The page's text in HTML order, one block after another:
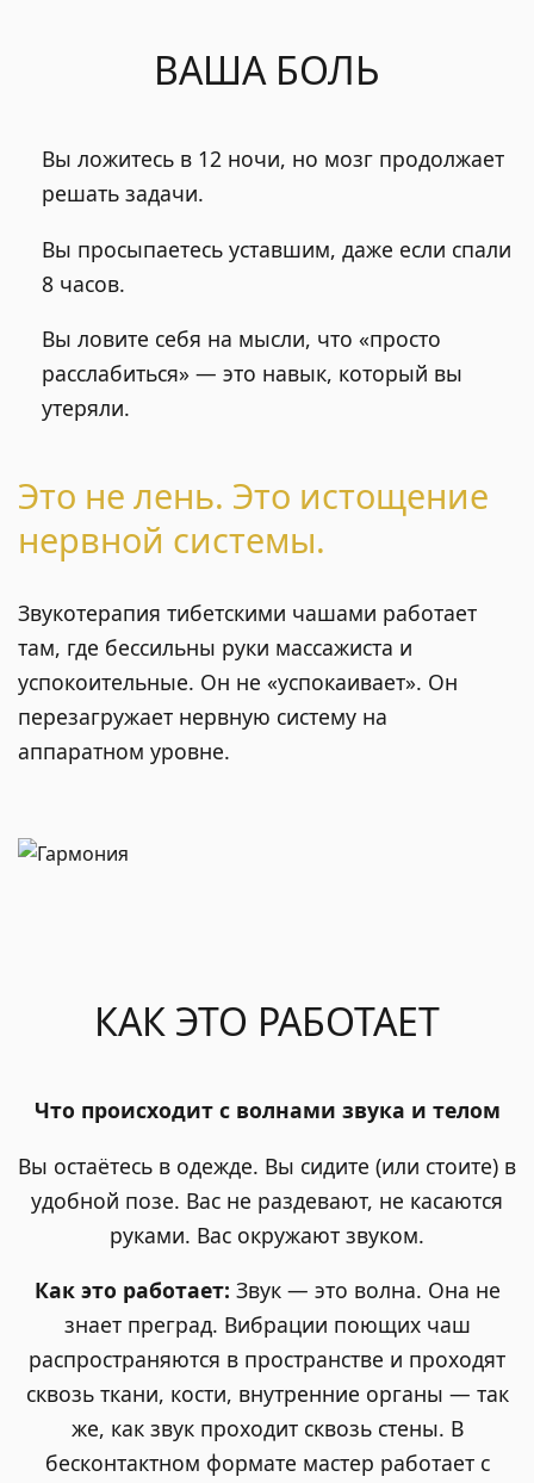
ВАША БОЛЬ
Вы ложитесь в 12 ночи, но мозг продолжает
решать задачи.
Вы просыпаетесь уставшим, даже если спали
8 часов.
Вы ловите себя на мысли, что «просто
расслабиться» — это навык, который вы
утеряли.
Это не лень. Это истощение
нервной системы.
Звукотерапия тибетскими чашами работает
там, где бессильны руки массажиста и
успокоительные. Он не «успокаивает». Он
перезагружает нервную систему на
аппаратном уровне.
КАК ЭТО РАБОТАЕТ
Что происходит с волнами звука и телом
Вы остаётесь в одежде. Вы сидите (или стоите) в
удобной позе. Вас не раздевают, не касаются
руками. Вас окружают звуком.
Как это работает: Звук — это волна. Она не
знает преград. Вибрации поющих чаш
распространяются в пространстве и проходят
сквозь ткани, кости, внутренние органы — так
же, как звук проходит сквозь стены. В
бесконтактном формате мастер работает с